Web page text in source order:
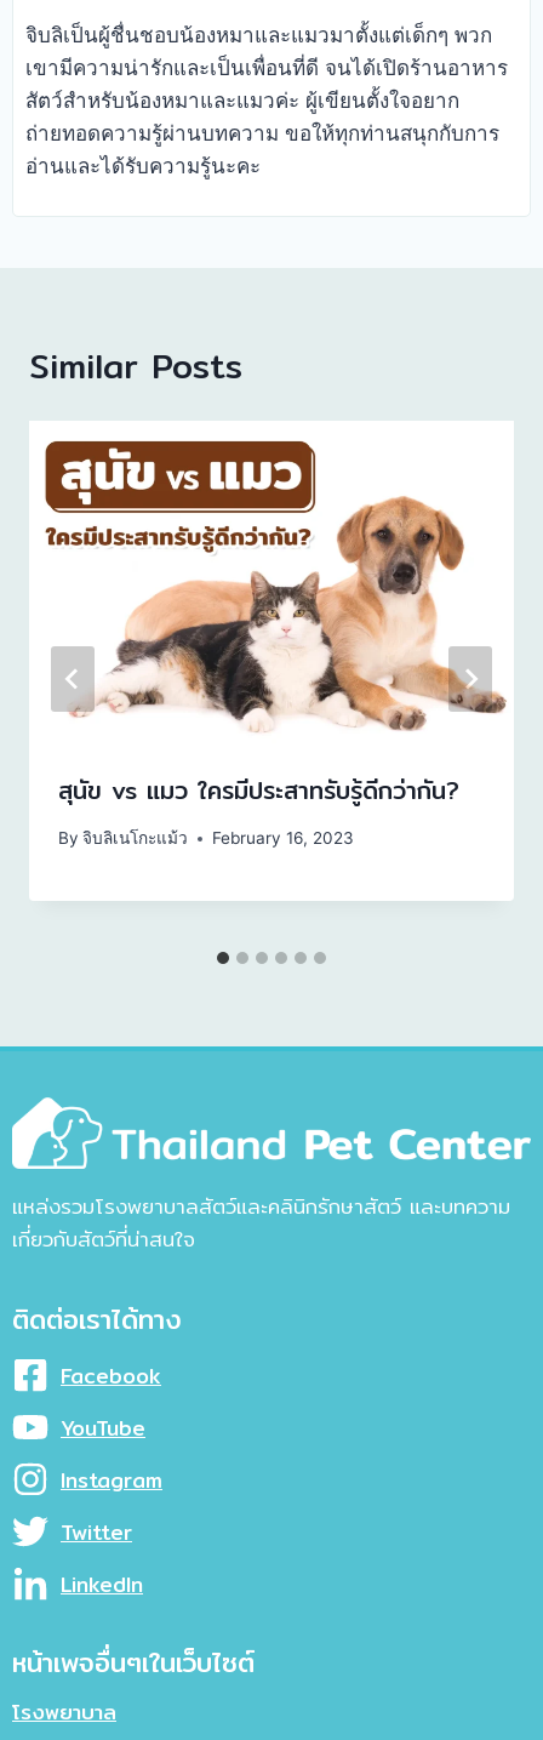
จิบลิเป็นผู้ชื่นชอบน้องหมาและแมวมาตั้งแต่เด็กๆ พวก
เขามีความน่ารักและเป็นเพื่อนที่ดี จนได้เปิดร้านอาหาร
สัตว์สำหรับน้องหมาและแมวค่ะ ผู้เขียนตั้งใจอยาก
ถ่ายทอดความรู้ผ่านบทความ ขอให้ทุกท่านสนุกกับการ
อ่านและได้รับความรู้นะคะ
Similar Posts
สุนัข vs แมว ใครมีประสาทรับรู้ดีกว่ากัน?
By จิบลิเนโกะแม้ว February 16, 2023
แหล่งรวมโรงพยาบาลสัตว์และคลินิกรักษาสัตว์ และบทความ
เกี่ยวกับสัตว์ที่น่าสนใจ
ติดต่อเราได้ทาง
Facebook
YouTube
Instagram
Twitter
LinkedIn
หน้าเพจอื่นๆเในเว็บไซต์
โรงพยาบาล